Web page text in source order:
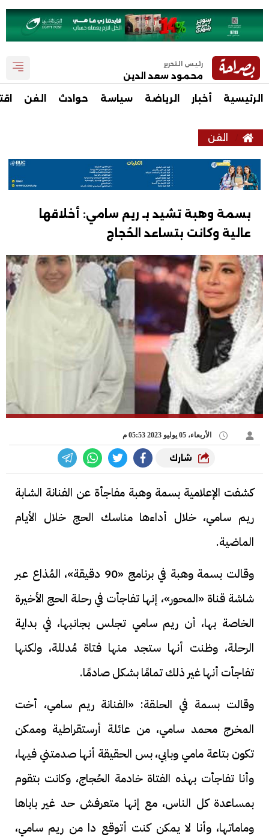
رئيس التحرير
محمود سعد الدين
الرئيسية أخبار الرياضة سياسة حوادث الفن
الفن
بسمة وهبة تشيد بـ ريم سامي: أخلاقها
عالية وكانت بتساعد الحُجاج
الأربعاء، 05 يوليو 2023 05:53 م
شارك
كشفت الإعلامية بسمة وهبة مفاجأة عن الفنانة الشابة
ريم سامي، خلال أداءها مناسك الحج خلال الأيام
الماضية.
وقالت بسمة وهبة في برنامج «90 دقيقة»، المُذاع عبر
شاشة قناة «المحور»، إنها تفاجأت في رحلة الحج الأخيرة
الخاصة بها، أن ريم سامي تجلس بجانبها، في بداية
الرحلة، وظنت أنها ستجد منها فتاة مُدللة، ولكنها
تفاجأت أنها غير ذلك تمامًا بشكل صادمًا.
وقالت بسمة في الحلقة: «الفنانة ريم سامي، أخت
المخرج محمد سامي، من عائلة أرستقراطية وممكن
تكون بتاعة مامي وبابي، بس الحقيقة أنها صدمتني فيها،
وأنا تفاجأت بهذه الفتاة خادمة الحُجاج، وكانت بتقوم
بمساعدة كل الناس، مع إنها متعرفش حد غير باباها
وماماتها، وأنا لا يمكن كنت أتوقع دا من ريم سامي،